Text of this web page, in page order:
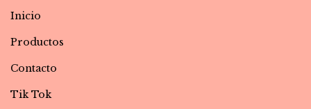
Inicio
Productos
Contacto
Tik Tok